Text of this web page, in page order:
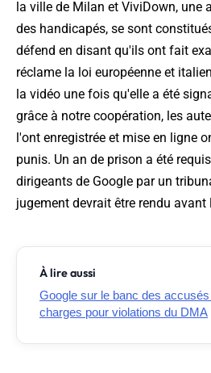
la ville de Milan et ViviDown, une
des handicapés, se sont
défend en disant qu'ils ont fait
réclame la loi européenne et
la vidéo une fois qu'elle a été
grâce à notre coopération, les
l'ont enregistrée et mise en ligne
punis. Un an de prison a été
dirigeants de Google par un
jugement devrait être rendu avant
À lire aussi
Google sur le banc des accusés
charges pour violations du DMA